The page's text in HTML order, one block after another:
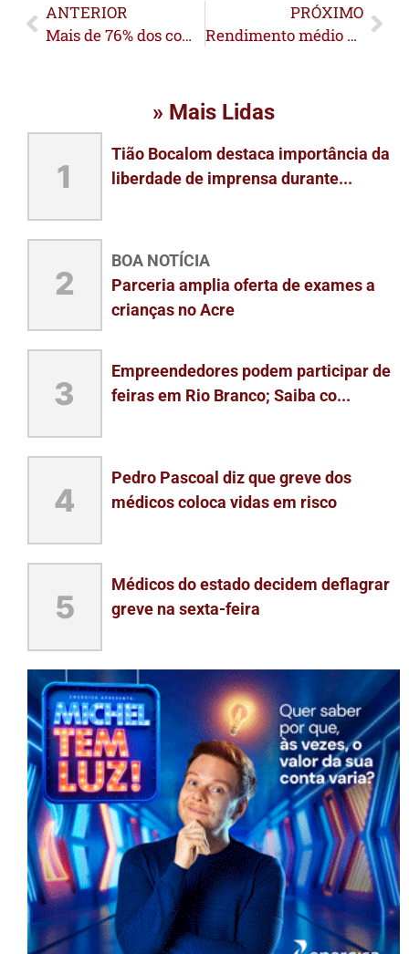
ANTERIOR
Mais de 76% dos comerciantes de Rio Branco estão otimistas com as vendas para o Dia das Mães
PRÓXIMO
Rendimento médio da população brasileira atinge R$ 3.367 em 2025
» Mais Lidas
1
Tião Bocalom destaca importância da
liberdade de imprensa durante...
2
BOA NOTÍCIA
Parceria amplia oferta de exames a
crianças no Acre
3
Empreendedores podem participar de
feiras em Rio Branco; Saiba co...
4
Pedro Pascoal diz que greve dos
médicos coloca vidas em risco
5
Médicos do estado decidem deflagrar
greve na sexta-feira